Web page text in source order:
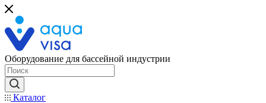
Оборудование для бассейной индустрии
Каталог